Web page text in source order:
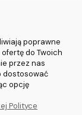
4.9/5.0 (120+
opinii)
poprawne
do Twoich
przez nas
dostosować
opcję
Polityce